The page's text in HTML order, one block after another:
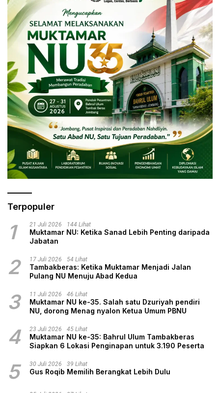
Terpopuler
1 21 Juli 2026 144 Lihat
Muktamar NU: Ketika Sanad Lebih Penting daripada
Jabatan
2 17 Juli 2026 54 Lihat
Tambakberas: Ketika Muktamar Menjadi Jalan
Pulang NU Menuju Abad Kedua
3 11 Juli 2026 46 Lihat
Muktamar NU ke-35. Salah satu Dzuriyah pendiri
NU, dorong Menag nyalon Ketua Umum PBNU
4 23 Juli 2026 45 Lihat
Muktamar NU ke-35: Bahrul Ulum Tambakberas
Siapkan 6 Lokasi Penginapan untuk 3.190 Peserta
5 30 Juli 2026 39 Lihat
Gus Roqib Memilih Berangkat Lebih Dulu